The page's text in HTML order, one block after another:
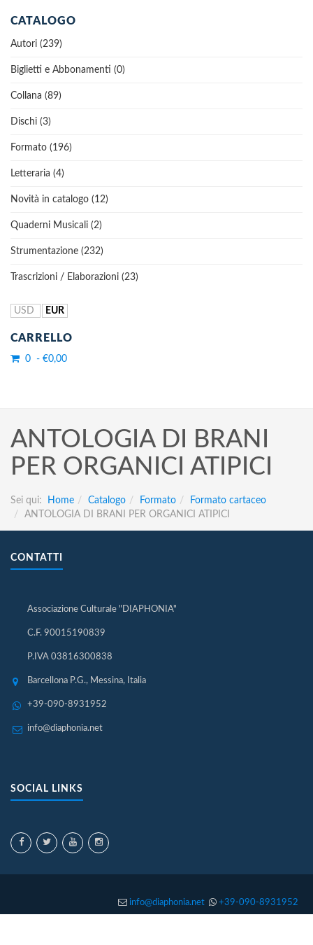
CATALOGO
Autori (239)
Biglietti e Abbonamenti (0)
Collana (89)
Dischi (3)
Formato (196)
Letteraria (4)
Novità in catalogo (12)
Quaderni Musicali (2)
Strumentazione (232)
Trascrizioni / Elaborazioni (23)
USD EUR
CARRELLO
0 - €0,00
ANTOLOGIA DI BRANI
PER ORGANICI ATIPICI
Sei qui: Home Catalogo Formato
Formato cartaceo
ANTOLOGIA DI BRANI PER ORGANICI ATIPICI
CONTATTI
Associazione Culturale "DIAPHONIA"
C.F. 90015190839
P.IVA 03816300838
Barcellona P.G., Messina, Italia
+39-090-8931952
info@diaphonia.net
SOCIAL LINKS
info@diaphonia.net +39-090-8931952